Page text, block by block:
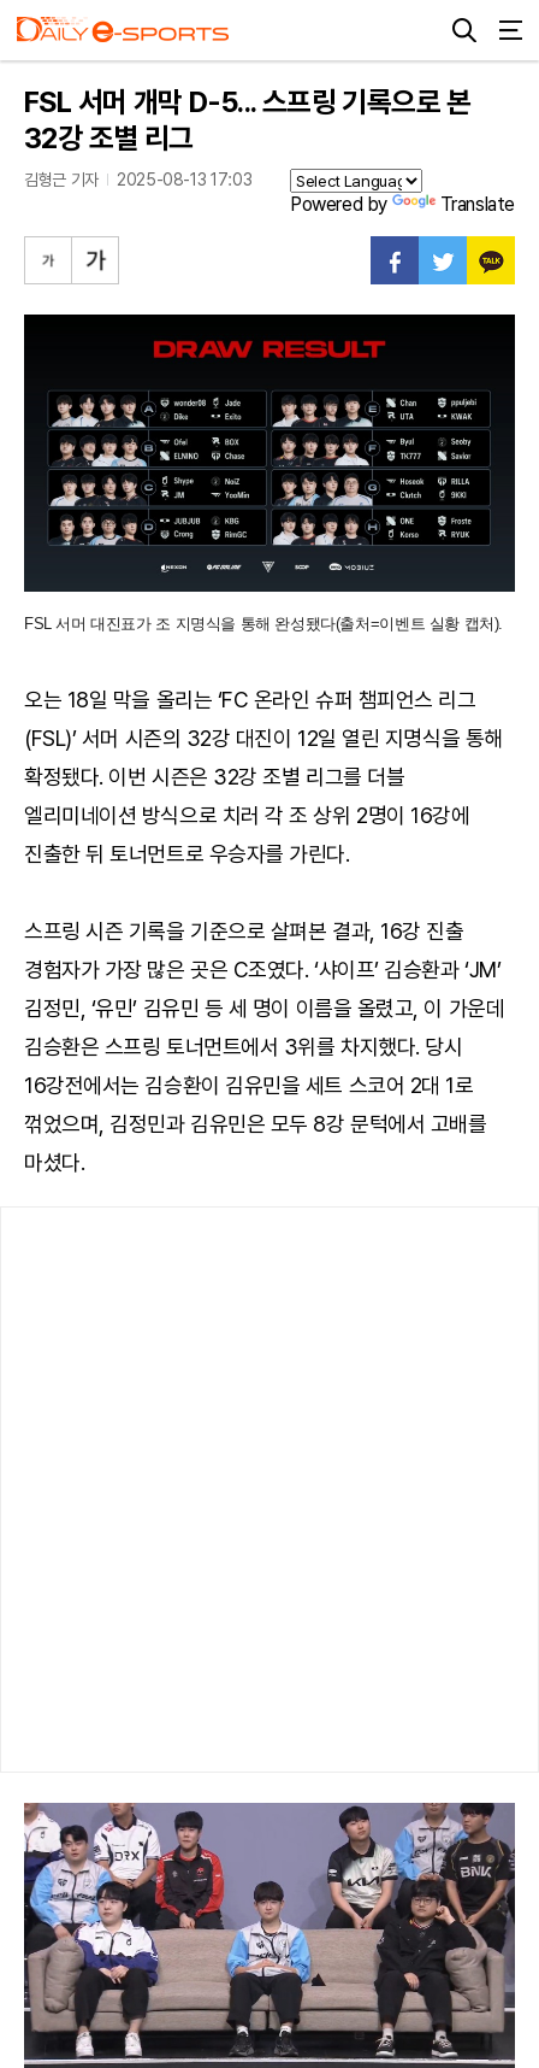
FSL 서머 개막 D-5... 스프링 기록으로 본
32강 조별 리그
김형근 기자 2025-08-13 17:03
Powered by Translate
FSL 서머 대진표가 조 지명식을 통해 완성됐다(출처=이벤트 실황 캡처).
오는 18일 막을 올리는 ‘FC 온라인 슈퍼 챔피언스 리그
(FSL)’ 서머 시즌의 32강 대진이 12일 열린 지명식을 통해
확정됐다. 이번 시즌은 32강 조별 리그를 더블
엘리미네이션 방식으로 치러 각 조 상위 2명이 16강에
진출한 뒤 토너먼트로 우승자를 가린다.
스프링 시즌 기록을 기준으로 살펴본 결과, 16강 진출
경험자가 가장 많은 곳은 C조였다. ‘샤이프’ 김승환과 ‘JM’
김정민, ‘유민’ 김유민 등 세 명이 이름을 올렸고, 이 가운데
김승환은 스프링 토너먼트에서 3위를 차지했다. 당시
16강전에서는 김승환이 김유민을 세트 스코어 2대 1로
꺾었으며, 김정민과 김유민은 모두 8강 문턱에서 고배를
마셨다.